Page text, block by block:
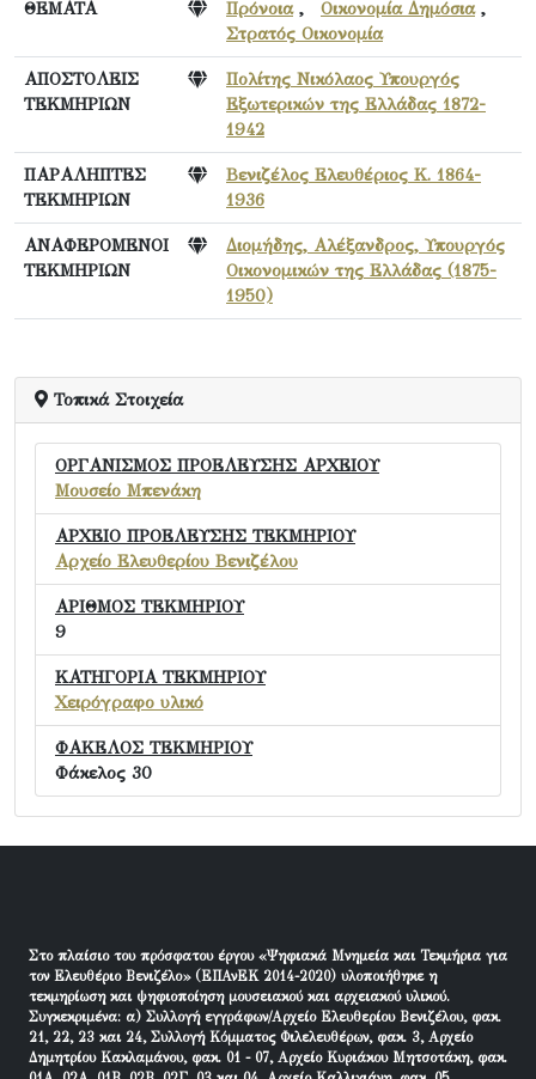
ΘΕΜΑΤΑ Πρόνοια, Οικονομία Δημόσια,
Στρατός Οικονομία
ΑΠΟΣΤΟΛΕΙΣ
ΤΕΚΜΗΡΙΩΝ
Πολίτης Νικόλαος Υπουργός
Εξωτερικών της Ελλάδας 1872-
1942
ΠΑΡΑΛΗΠΤΕΣ
ΤΕΚΜΗΡΙΩΝ
Βενιζέλος Ελευθέριος Κ. 1864-
1936
ΑΝΑΦΕΡΟΜΕΝΟΙ
ΤΕΚΜΗΡΙΩΝ
Διομήδης, Αλέξανδρος, Υπουργός
Οικονομικών της Ελλάδας (1875-
1950)
Τοπικά Στοιχεία
ΟΡΓΑΝΙΣΜΟΣ ΠΡΟΕΛΕΥΣΗΣ ΑΡΧΕΙΟΥ
Μουσείο Μπενάκη
ΑΡΧΕΙΟ ΠΡΟΕΛΕΥΣΗΣ ΤΕΚΜΗΡΙΟΥ
Αρχείο Ελευθερίου Βενιζέλου
ΑΡΙΘΜΟΣ ΤΕΚΜΗΡΙΟΥ
9
ΚΑΤΗΓΟΡΙΑ ΤΕΚΜΗΡΙΟΥ
Χειρόγραφο υλικό
ΦΑΚΕΛΟΣ ΤΕΚΜΗΡΙΟΥ
Φάκελος 30
Στο πλαίσιο του πρόσφατου έργου «Ψηφιακά Μνημεία και Τεκμήρια για
τον Ελευθέριο Βενιζέλο» (ΕΠΑνΕΚ 2014-2020) υλοποιήθηκε η
τεκμηρίωση και ψηφιοποίηση μουσειακού και αρχειακού υλικού.
Συγκεκριμένα: α) Συλλογή εγγράφων/Αρχείο Ελευθερίου Βενιζέλου, φακ.
21, 22, 23 και 24, Συλλογή Κόμματος Φιλελευθέρων, φακ. 3, Αρχείο
Δημητρίου Κακλαμάνου, φακ. 01 - 07, Αρχείο Κυριάκου Μητσοτάκη, φακ.